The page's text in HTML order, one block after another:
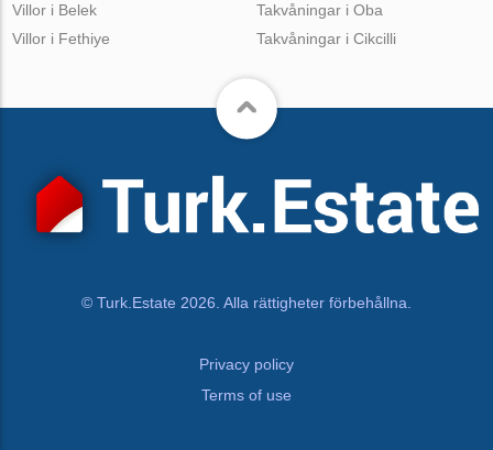
Villor i Belek
Villor i Fethiye
Takvåningar i Oba
Takvåningar i Cikcilli
© Turk.Estate 2026. Alla rättigheter förbehållna.
Privacy policy
Terms of use